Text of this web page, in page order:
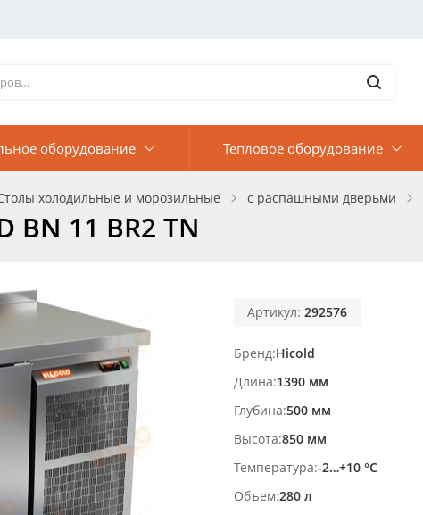
оборудование Тепловое оборудование
холодильные и морозильные с распашными дверьми
BN 11 BR2 TN
Артикул: 292576
Бренд Hicold
Длина 1390 мм
Глубина 500 мм
Высота 850 мм
Температура -2…+10 °С
Объем 280 л